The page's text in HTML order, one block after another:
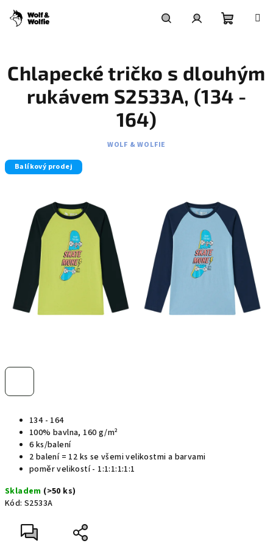
obsah
košík
134 - 164
100% bavlna, 160 g/m²
6 ks/balení
2 balení = 12 ks se všemi velikostmi a barvami
poměr velikostí - 1:1:1:1:1:1
Skladem (>50 ks)
Kód: S2533A
Chlapecké tričko s dlouhým
rukávem S2533A, (134 -
164)
WOLF & WOLFIE
Balíkový prodej